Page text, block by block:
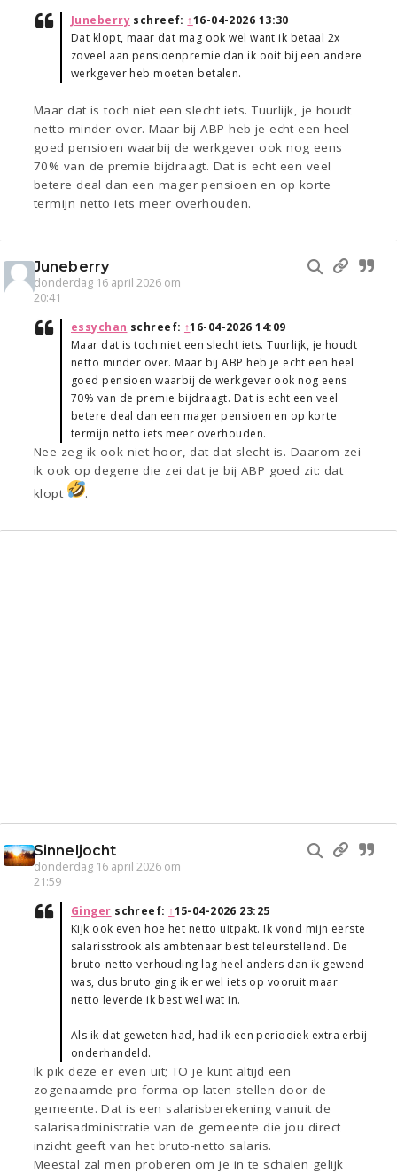
Juneberryschreef: ↑16-04-2026 13:30
Dat klopt, maar dat mag ook wel want ik betaal 2x
zoveel aan pensioenpremie dan ik ooit bij een andere
werkgever heb moeten betalen.
Maar dat is toch niet een slecht iets. Tuurlijk, je houdt
netto minder over. Maar bij ABP heb je echt een heel
goed pensioen waarbij de werkgever ook nog eens
70% van de premie bijdraagt. Dat is echt een veel
betere deal dan een mager pensioen en op korte
termijn netto iets meer overhouden.
Juneberry
donderdag 16 april 2026 om
20:41
essychan schreef: ↑16-04-2026 14:09
Maar dat is toch niet een slecht iets. Tuurlijk, je houdt
netto minder over. Maar bij ABP heb je echt een heel
goed pensioen waarbij de werkgever ook nog eens
70% van de premie bijdraagt. Dat is echt een veel
betere deal dan een mager pensioen en op korte
termijn netto iets meer overhouden.
Nee zeg ik ook niet hoor, dat dat slecht is. Daarom zei
ik ook op degene die zei dat je bij ABP goed zit: dat
klopt
.
Sinneljocht
donderdag 16 april 2026 om
21:59
Ginger schreef: ↑15-04-2026 23:25
Kijk ook even hoe het netto uitpakt. Ik vond mijn eerste
salarisstrook als ambtenaar best teleurstellend. De
bruto-netto verhouding lag heel anders dan ik gewend
was, dus bruto ging ik er wel iets op vooruit maar
netto leverde ik best wel wat in.
Als ik dat geweten had, had ik een periodiek extra erbij
onderhandeld.
Ik pik deze er even uit; TO je kunt altijd een
zogenaamde pro forma op laten stellen door de
gemeente. Dat is een salarisberekening vanuit de
salarisadministratie van de gemeente die jou direct
inzicht geeft van het bruto-netto salaris.
Meestal zal men proberen om je in te schalen gelijk